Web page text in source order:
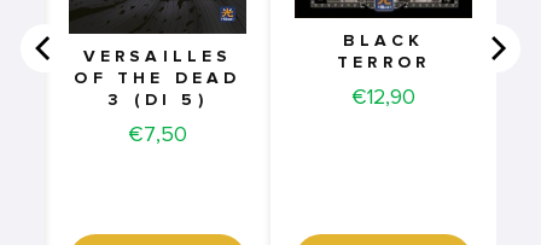
VERSAILLES
OF THE DEAD
3 (DI 5)
Price
€7,50
BLACK
TERROR
Price
€12,90